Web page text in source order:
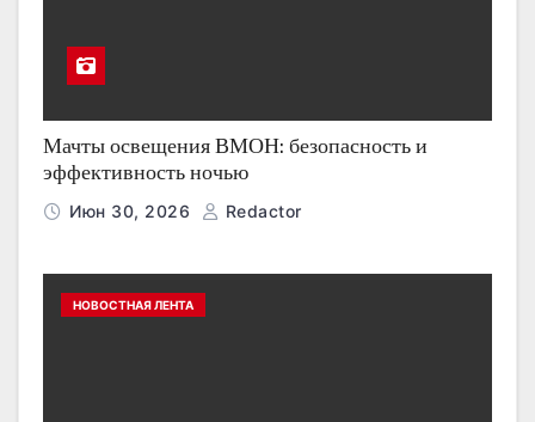
Мачты освещения ВМОН: безопасность и
эффективность ночью
Июн 30, 2026 Redactor
НОВОСТНАЯ ЛЕНТА